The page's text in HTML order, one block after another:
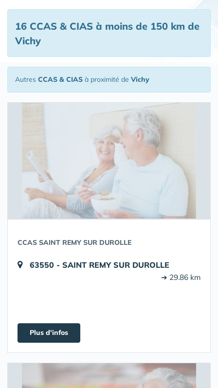
16 CCAS & CIAS à moins de 150 km de
Vichy
Autres CCAS & CIAS à proximité de Vichy
CCAS SAINT REMY SUR DUROLLE
63550 - SAINT REMY SUR DUROLLE
➔ 29.86 km
Plus d'infos